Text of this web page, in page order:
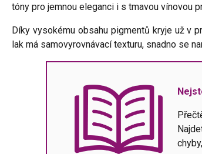
tóny pro jemnou eleganci i s tmavou vínovou
Díky vysokému obsahu pigmentů kryje už v
lak má samovyrovnávací texturu, snadno se